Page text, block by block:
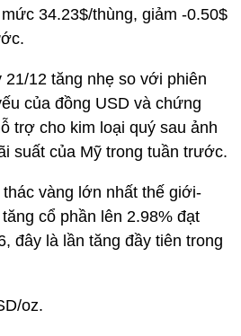
34.23$/thùng, giảm -0.50$
21/12 tăng nhẹ so với phiên
của đồng USD và chứng
trợ cho kim loại quý sau ảnh
suất của Mỹ trong tuần trước.
vàng lớn nhất thế giới-
cổ phần lên 2.98% đạt
đây là lần tăng đầy tiên trong
oz.